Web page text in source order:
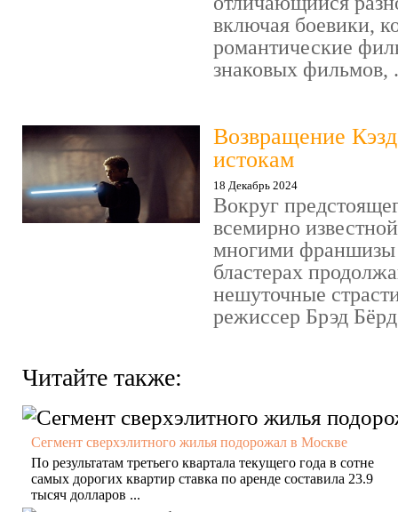
включая боевики,
романтические
знаковых фильмов,
Возвращение
истокам
18 Декабрь 2024
Вокруг
всемирно
многими франшизы
бластерах
нешуточные
режиссер Брэд
Читайте также:
Сегмент сверхэлитного жилья подорожал в Москве
По результатам третьего квартала текущего года в сотне
самых дорогих квартир ставка по аренде составила 23.9
тысяч долларов ...